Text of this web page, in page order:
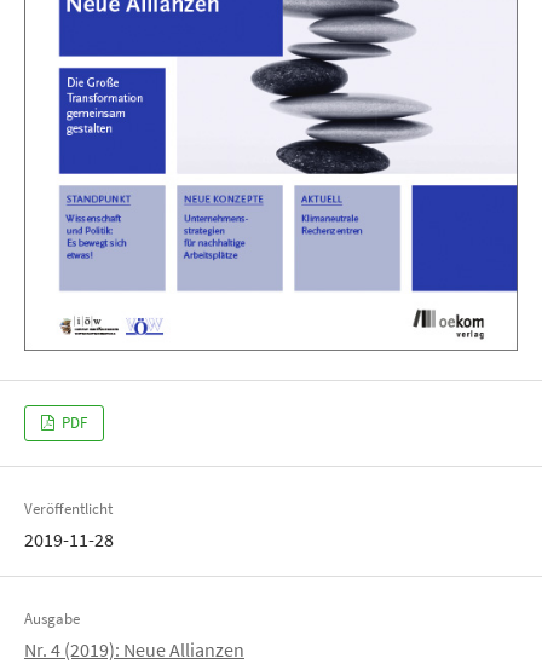
PDF
Veröffentlicht
2019-11-28
Ausgabe
Nr. 4 (2019): Neue Allianzen